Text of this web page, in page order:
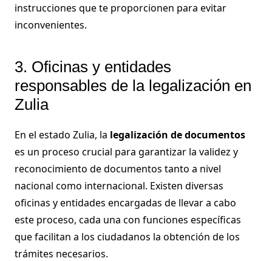
instrucciones que te proporcionen para evitar
inconvenientes.
3. Oficinas y entidades
responsables de la legalización en
Zulia
En el estado Zulia, la legalización de documentos
es un proceso crucial para garantizar la validez y
reconocimiento de documentos tanto a nivel
nacional como internacional. Existen diversas
oficinas y entidades encargadas de llevar a cabo
este proceso, cada una con funciones específicas
que facilitan a los ciudadanos la obtención de los
trámites necesarios.